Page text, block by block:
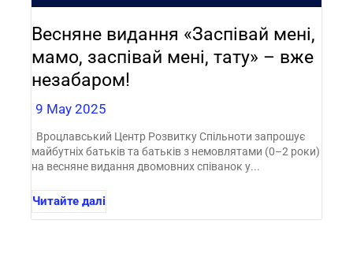
Весняне видання «Заспівай мені,
мамо, заспівай мені, тату» – вже
незабаром!
9 May 2025
Вроцлавський Центр Розвитку Спільноти запрошує
майбутніх батьків та батьків з немовлятами (0–2 роки)
на весняне видання двомовних співанок у...
Читайте далі